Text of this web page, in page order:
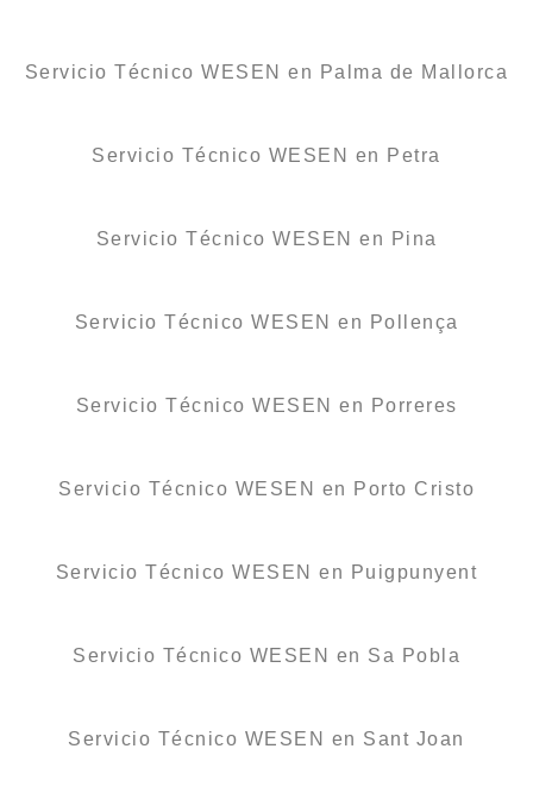
Servicio Técnico WESEN en Palma de Mallorca
Servicio Técnico WESEN en Petra
Servicio Técnico WESEN en Pina
Servicio Técnico WESEN en Pollença
Servicio Técnico WESEN en Porreres
Servicio Técnico WESEN en Porto Cristo
Servicio Técnico WESEN en Puigpunyent
Servicio Técnico WESEN en Sa Pobla
Servicio Técnico WESEN en Sant Joan